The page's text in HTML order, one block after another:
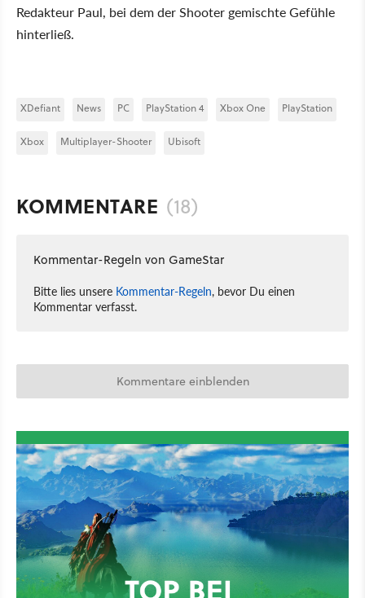
Redakteur Paul, bei dem der Shooter gemischte Gefühle
hinterließ.
XDefiant News PC PlayStation 4 Xbox One PlayStation
Xbox Multiplayer-Shooter Ubisoft
KOMMENTARE (18)
Kommentar-Regeln von GameStar
Bitte lies unsere Kommentar-Regeln, bevor Du einen
Kommentar verfasst.
Kommentare einblenden